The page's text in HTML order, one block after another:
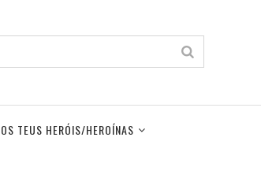
OS TEUS HERÓIS/HEROÍNAS